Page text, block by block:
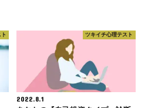
ツキイチ心理テスト
2022.8.1